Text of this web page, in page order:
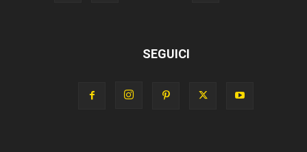
SEGUICI